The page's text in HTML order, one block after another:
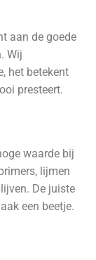
aan de goede
Wij
het betekent
presteert.
waarde bij
lijmen
De juiste
een beetje.